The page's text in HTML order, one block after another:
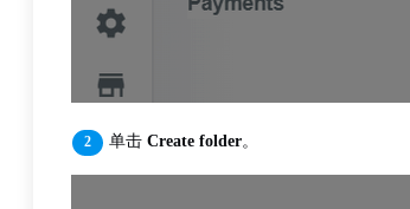
单击 Create folder。